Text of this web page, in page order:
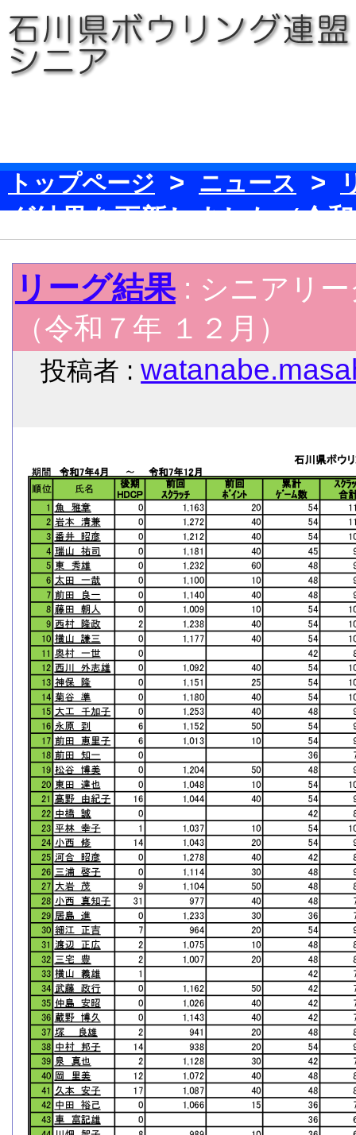
トップページ > ニュース >
グ結果を更新しました（令
リーグ結果: シニアリー
（令和７年 １２月）
投稿者 :